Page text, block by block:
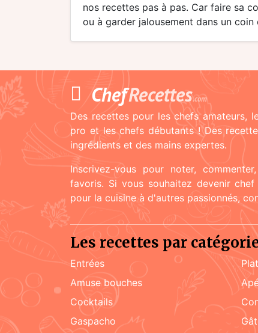
nos recettes pas à pas. Car faire sa
ou à garder jalousement dans un coin
ChefRecettes.com
Des recettes pour les chefs amateurs,
pro et les chefs débutants ! Des
ingrédients et des mains expertes.
Inscrivez-vous pour noter,
favoris. Si vous souhaitez devenir
pour la cuisine à d'autres passionnés,
Les recettes par
Entrées
amuse bouches
cocktails
Gaspacho